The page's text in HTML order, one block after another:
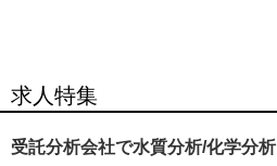
求人特集
受託分析会社で水質分析/化学分析